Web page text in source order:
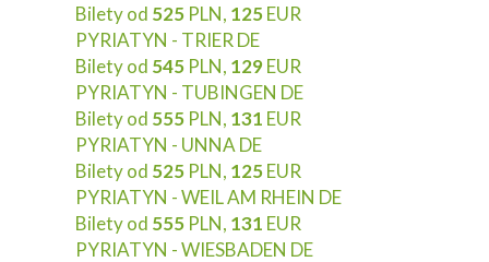
Bilety od 525 PLN, 125EUR
PYRIATYN - TRIER DE
Bilety od 545 PLN, 129EUR
PYRIATYN - TUBINGEN DE
Bilety od 555 PLN, 131 EUR
PYRIATYN - UNNA DE
Bilety od 525 PLN, 125EUR
PYRIATYN - WEIL AM RHEIN DE
Bilety od 555 PLN, 131 EUR
PYRIATYN - WIESBADEN DE